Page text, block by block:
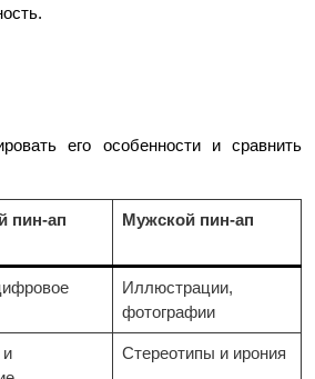
его особенности и сравнить
пин-ап Мужской пин-ап
Иллюстрации,
фотографии
и
Стереотипы и ирония